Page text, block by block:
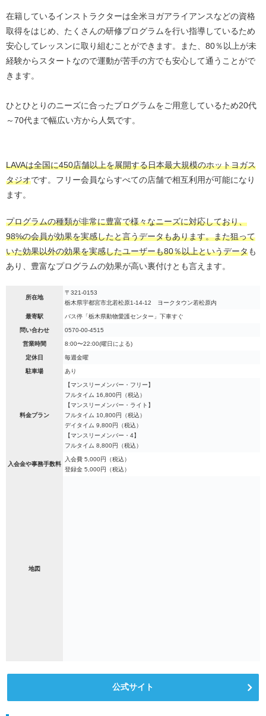
在籍しているインストラクターは全米ヨガアライアンスなどの資格
取得をはじめ、たくさんの研修プログラムを行い指導しているため
安心してレッスンに取り組むことができます。また、80％以上が未
経験からスタートなので運動が苦手の方でも安心して通うことがで
きます。
ひとひとりのニーズに合ったプログラムをご用意しているため20代
～70代まで幅広い方から人気です。
LAVAは全国に450店舗以上を展開する日本最大規模のホットヨガス
タジオです。フリー会員ならすべての店舗で相互利用が可能になり
ます。
プログラムの種類が非常に豊富で様々なニーズに対応しており、
98%の会員が効果を実感したと言うデータもあります。また狙って
いた効果以外の効果を実感したユーザーも80％以上というデータも
あり、豊富なプログラムの効果が高い裏付けとも言えます。
所在地
〒321-0153
栃木県宇都宮市北若松原1-14-12 ヨークタウン若松原内
最寄駅 バス停「栃木県動物愛護センター」下車すぐ
問い合わせ 0570-00-4515
営業時間 8:00〜22:00(曜日による)
定休日 毎週金曜
駐車場 あり
料金プラン
【マンスリーメンバー・フリー】
フルタイム 16,800円（税込）
【マンスリーメンバー・ライト】
フルタイム 10,800円（税込）
デイタイム 9,800円（税込）
【マンスリーメンバー・4】
フルタイム 8,800円（税込）
入会金や事務手数料
入会費 5,000円（税込）
登録金 5,000円（税込）
地図
公式サイト